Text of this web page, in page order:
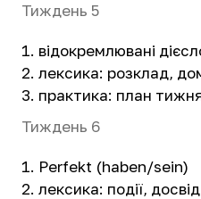
Тиждень 5
відокремлювані
лексика: розклад,
практика: план
Тиждень 6
Perfekt (haben/sein)
лексика: події, досвід